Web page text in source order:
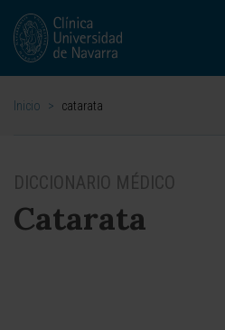
Inicio > catarata
DICCIONARIO MÉDICO
Catarata